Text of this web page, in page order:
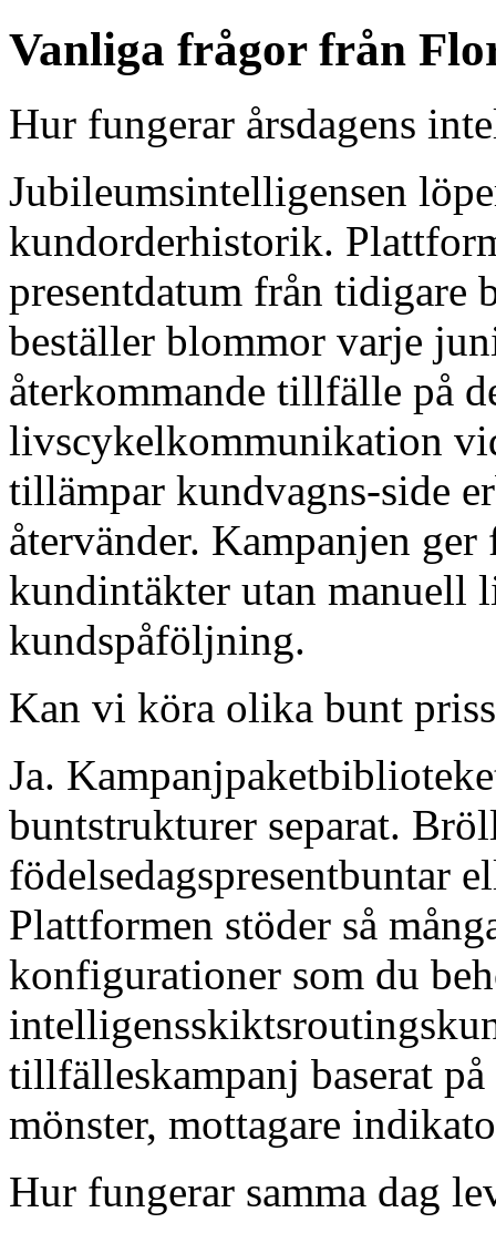
Vanliga frågor från
Hur fungerar årsdagens
Jubileumsintelligensen
kundorderhistorik.
presentdatum från tidigare
beställer blommor varje
återkommande tillfälle på
livscykelkommunikation
tillämpar kundvagns-side
återvänder. Kampanjen
kundintäkter utan manuell
kundspåföljning.
Kan vi köra olika bunt
Ja.
buntstrukturer separat.
födelsedagspresentbuntar
Plattformen stöder så
konfigurationer som du
tillfälleskampanj baserat
mönster, mottagare
Hur fungerar samma dag